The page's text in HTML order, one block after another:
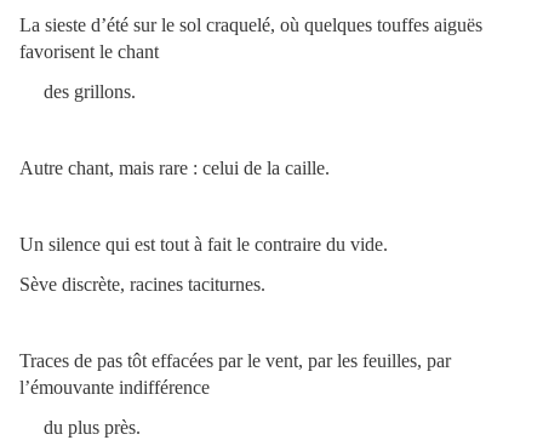
La sieste d’été sur le sol craquelé, où quelques touffes aiguës
favorisent le chant
des grillons.
Autre chant, mais rare : celui de la caille.
Un silence qui est tout à fait le contraire du vide.
Sève discrète, racines taciturnes.
Traces de pas tôt effacées par le vent, par les feuilles, par
l’émouvante indifférence
du plus près.